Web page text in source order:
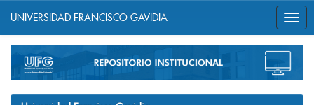
navigation
UNIVERSIDAD FRANCISCO GAVIDIA